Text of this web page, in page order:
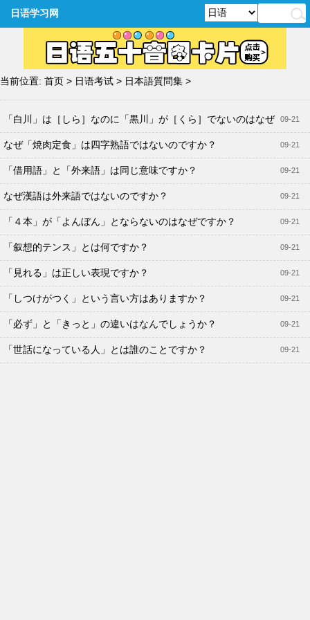
日语学习网
当前位置: 首页 > 日语考试 > 日本語質問集 >
09-21
「白川」は［しら］なのに「黒川」が［くら］でないのはなぜ
ですか？ 09-21
なぜ「焼肉定食」は四字熟語ではないのですか？
09-21
「借用語」と「外来語」は同じ意味ですか？
09-21
なぜ漢語は外来語ではないのですか？
09-21
「４本」が「よんぼん」とならないのはなぜですか？
09-21
「叙想的テンス」とは何ですか？
09-21
「見れる」は正しい表現ですか？
09-21
「しつけがつく」という言い方はありますか？
09-21
「必ず」と「きっと」の違いはなんでしょうか？
09-21
「世話になっている人」とは誰のことですか？